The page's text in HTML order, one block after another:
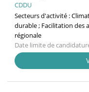
CDDU
Secteurs d'activité :
durable ; Facilitation des
régionale
Date limite de